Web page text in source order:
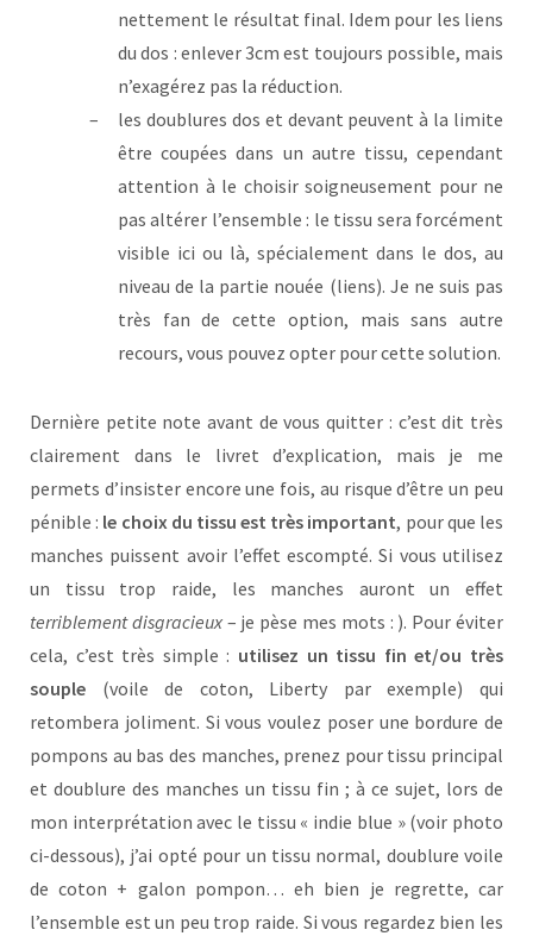
nettement le résultat final. Idem pour les liens
du dos : enlever 3cm est toujours possible, mais
n’exagérez pas la réduction.
les doublures dos et devant peuvent à la limite
être coupées dans un autre tissu, cependant
attention à le choisir soigneusement pour ne
pas altérer l’ensemble : le tissu sera forcément
visible ici ou là, spécialement dans le dos, au
niveau de la partie nouée (liens). Je ne suis pas
très fan de cette option, mais sans autre
recours, vous pouvez opter pour cette solution.
Dernière petite note avant de vous quitter : c’est dit très
clairement dans le livret d’explication, mais je me
permets d’insister encore une fois, au risque d’être un peu
pénible : le choix du tissu est très important, pour que les
manches puissent avoir l’effet escompté. Si vous utilisez
un tissu trop raide, les manches auront un effet
terriblement disgracieux– je pèse mes mots : ). Pour éviter
cela, c’est très simple : utilisez un tissu fin et/ou très
souple (voile de coton, Liberty par exemple) qui
retombera joliment. Si vous voulez poser une bordure de
pompons au bas des manches, prenez pour tissu principal
et doublure des manches un tissu fin ; à ce sujet, lors de
mon interprétation avec le tissu « indie blue » (voir photo
ci-dessous), j’ai opté pour un tissu normal, doublure voile
de coton + galon pompon… eh bien je regrette, car
l’ensemble est un peu trop raide. Si vous regardez bien les